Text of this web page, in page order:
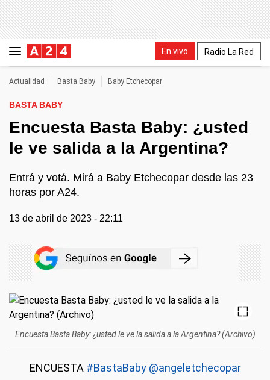
En vivo Radio La Red
Actualidad Basta Baby Baby Etchecopar
BASTA BABY
Encuesta Basta Baby: ¿usted
le ve salida a la Argentina?
Entrá y votá. Mirá a Baby Etchecopar desde las 23
horas por A24.
13 de abril de 2023 - 22:11
Encuesta Basta Baby: ¿usted le ve la salida a la Argentina? (Archivo)
ENCUESTA #BastaBaby @angeletchecopar